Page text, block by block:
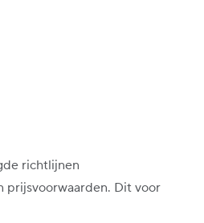
richtlijnen
prijsvoorwaarden. Dit voor